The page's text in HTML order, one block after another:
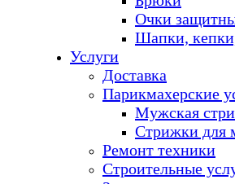
Очки
Шапки,
Услуги
Доставка
Парикмахерские
Мужская
Стрижки для
Ремонт техники
Строительные